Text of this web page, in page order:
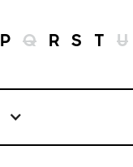
P Q R S T U